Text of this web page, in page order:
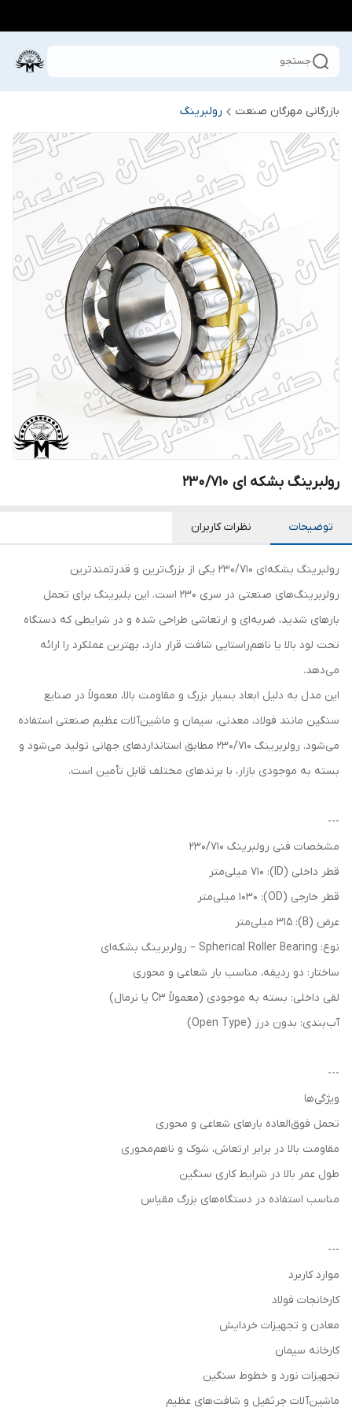
جستجو
بازرگانی مهرگان صنعت رولبرینگ
رولبرینگ بشکه ای 230/710
توضیحات نظرات کاربران
رولبرینگ بشکه‌ای 230/710 یکی از بزرگ‌ترین و قدرتمندترین
رولربرینگ‌های صنعتی در سری 230 است. این بلبرینگ برای تحمل
بارهای شدید، ضربه‌ای و ارتعاشی طراحی شده و در شرایطی که دستگاه
تحت لود بالا یا ناهم‌راستایی شافت قرار دارد، بهترین عملکرد را ارائه
می‌دهد.
این مدل به دلیل ابعاد بسیار بزرگ و مقاومت بالا، معمولاً در صنایع
سنگین مانند فولاد، معدنی، سیمان و ماشین‌آلات عظیم صنعتی استفاده
می‌شود. رولربرینگ 230/710 مطابق استانداردهای جهانی تولید می‌شود و
بسته به موجودی بازار، با برندهای مختلف قابل تأمین است.
---
مشخصات فنی رولبرینگ 230/710
قطر داخلی (ID): 710 میلی‌متر
قطر خارجی (OD): 1030 میلی‌متر
عرض (B): 315 میلی‌متر
نوع: Spherical Roller Bearing – رولربرینگ بشکه‌ای
ساختار: دو ردیفه، مناسب بار شعاعی و محوری
لقی داخلی: بسته به موجودی (معمولاً C3 یا نرمال)
آب‌بندی: بدون درز (Open Type)
---
ویژگی‌ها
تحمل فوق‌العاده بارهای شعاعی و محوری
مقاومت بالا در برابر ارتعاش، شوک و ناهم‌محوری
طول عمر بالا در شرایط کاری سنگین
مناسب استفاده در دستگاه‌های بزرگ مقیاس
---
موارد کاربرد
کارخانجات فولاد
معادن و تجهیزات خردایش
کارخانه سیمان
تجهیزات نورد و خطوط سنگین
ماشین‌آلات جرثقیل و شافت‌های عظیم